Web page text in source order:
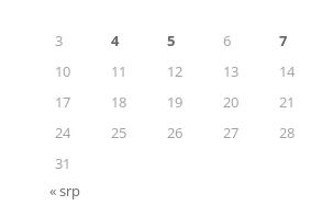
3
4 5 6 7
10
11 12 13 14
17
18 19 20 21
24
25 26 27 28
31
« srp